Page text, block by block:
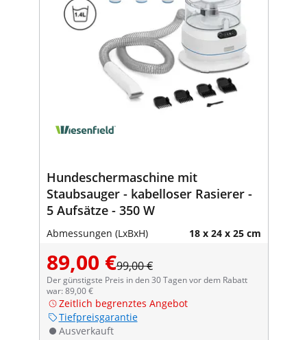
Hundeschermaschine mit
Staubsauger - kabelloser Rasierer -
5 Aufsätze - 350 W
Abmessungen (LxBxH) 18 x 24 x 25 cm
89,00 €99,00 €
Der günstigste Preis in den 30 Tagen vor dem Rabatt
war: 89,00 €
Zeitlich begrenztes Angebot
Tiefpreisgarantie
Ausverkauft